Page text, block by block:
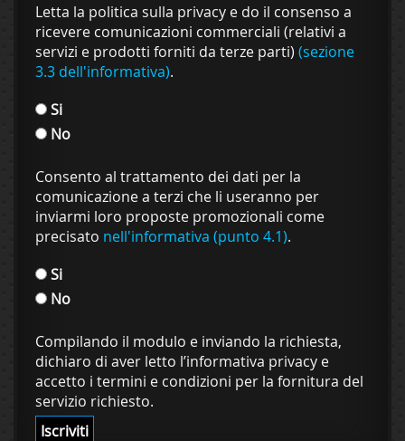
Letta la politica sulla privacy e do il consenso a
ricevere comunicazioni commerciali (relativi a
servizi e prodotti forniti da terze parti) (sezione
3.3 dell'informativa).
Si
No
Consento al trattamento dei dati per la
comunicazione a terzi che li useranno per
inviarmi loro proposte promozionali come
precisato nell'informativa (punto 4.1).
Si
No
Compilando il modulo e inviando la richiesta,
dichiaro di aver letto l’informativa privacy e
accetto i termini e condizioni per la fornitura del
servizio richiesto.